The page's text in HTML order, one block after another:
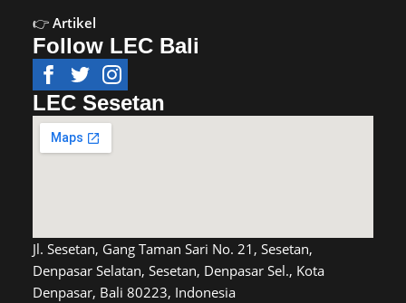
Artikel
Follow LEC Bali
LEC Sesetan
Jl. Sesetan, Gang Taman Sari No. 21, Sesetan,
Denpasar Selatan, Sesetan, Denpasar Sel., Kota
Denpasar, Bali 80223, Indonesia